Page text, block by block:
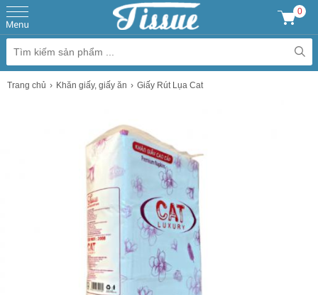
0
Trang chủ Khăn giấy, giấy ăn Giấy Rút Lụa Cat